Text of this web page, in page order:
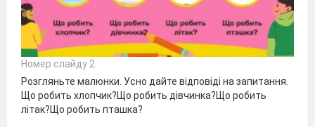
Номер слайду 2
Розгляньте малюнки. Усно дайте відповіді на запитання.
Що робить хлопчик?Що робить дівчинка?Що робить
літак?Що робить пташка?